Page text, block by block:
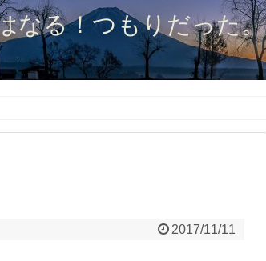
なる！つもりだった。
2017/11/11